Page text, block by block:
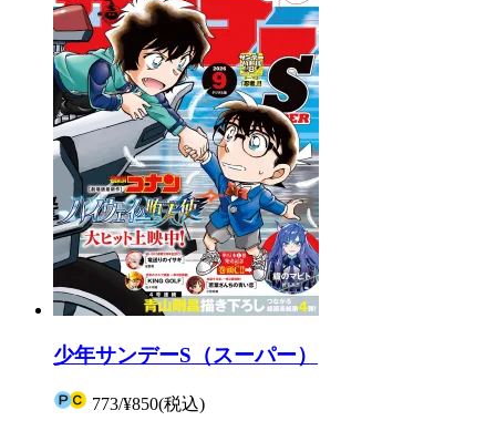
少年サンデーS（スーパー）
773/¥850(税込)